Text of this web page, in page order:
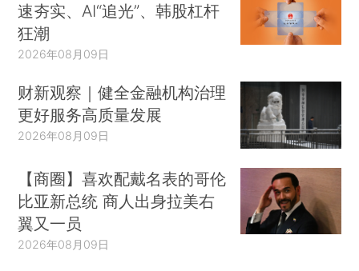
速夯实、AI“追光”、韩股杠杆
狂潮
2026年08月09日
财新观察｜健全金融机构治理
更好服务高质量发展
2026年08月09日
【商圈】喜欢配戴名表的哥伦
比亚新总统 商人出身拉美右
翼又一员
2026年08月09日